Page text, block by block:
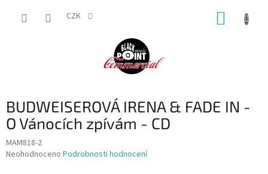
CZK
BUDWEISEROVÁ IRENA & FADE IN -
O Vánocích zpívám - CD
MAM818-2
Průměrné
Neohodnoceno Podrobnosti hodnocení